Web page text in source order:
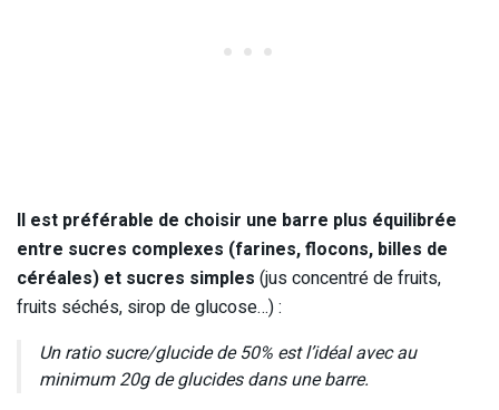
Il est préférable de choisir une barre plus équilibrée
entre sucres complexes (farines, flocons, billes de
céréales) et sucres simples (jus concentré de fruits,
fruits séchés, sirop de glucose…) :
Un ratio sucre/glucide de 50% est l’idéal avec au
minimum 20g de glucides dans une barre.